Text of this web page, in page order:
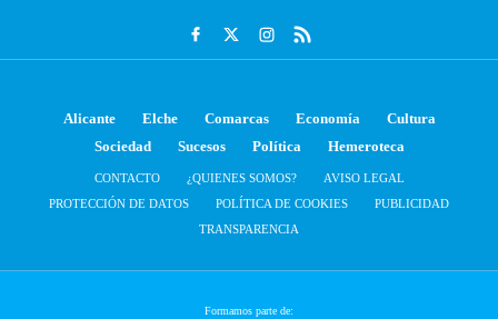
Alicante Elche Comarcas Economía
Cultura
Sociedad
Sucesos Política Hemeroteca
CONTACTO ¿QUIENES SOMOS?
AVISO LEGAL
PROTECCIÓN DE DATOS
POLÍTICA DE COOKIES
PUBLICIDAD
TRANSPARENCIA
Formamos parte de: